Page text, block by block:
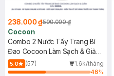
238.000 ₫590.000 ₫
Cocoon
Combo 2 Nước Tẩy Trang Bí
Đao Cocoon Làm Sạch & Giảm
Dầu 500ml
5.0 (57)
1.6k/tháng
46%